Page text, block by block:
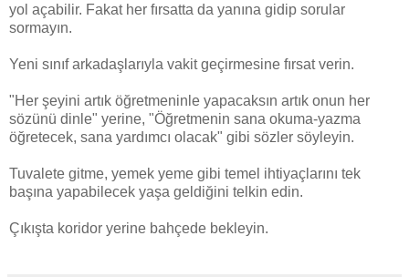
yol açabilir. Fakat her fırsatta da yanına gidip sorular
sormayın.
Yeni sınıf arkadaşlarıyla vakit geçirmesine fırsat verin.
"Her şeyini artık öğretmeninle yapacaksın artık onun her
sözünü dinle" yerine, "Öğretmenin sana okuma-yazma
öğretecek, sana yardımcı olacak" gibi sözler söyleyin.
Tuvalete gitme, yemek yeme gibi temel ihtiyaçlarını tek
başına yapabilecek yaşa geldiğini telkin edin.
Çıkışta koridor yerine bahçede bekleyin.